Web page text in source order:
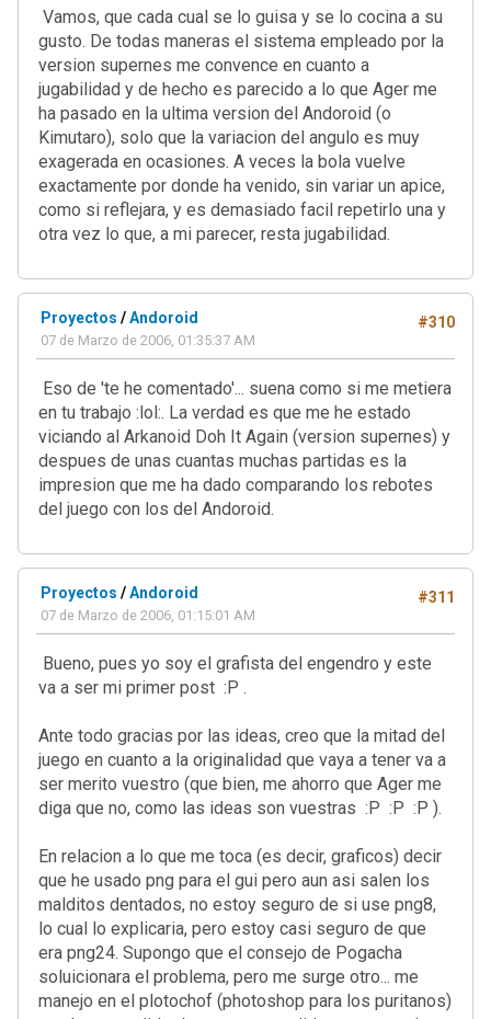
Vamos, que cada cual se lo guisa y se lo cocina a su
gusto. De todas maneras el sistema empleado por la
version supernes me convence en cuanto a
jugabilidad y de hecho es parecido a lo que Ager me
ha pasado en la ultima version del Andoroid (o
Kimutaro), solo que la variacion del angulo es muy
exagerada en ocasiones. A veces la bola vuelve
exactamente por donde ha venido, sin variar un apice,
como si reflejara, y es demasiado facil repetirlo una y
otra vez lo que, a mi parecer, resta jugabilidad.
#310
Proyectos /Andoroid
07 de Marzo de 2006, 01:35:37 AM
Eso de 'te he comentado'... suena como si me metiera
en tu trabajo :lol:. La verdad es que me he estado
viciando al Arkanoid Doh It Again (version supernes) y
despues de unas cuantas muchas partidas es la
impresion que me ha dado comparando los rebotes
del juego con los del Andoroid.
#311
Proyectos /Andoroid
07 de Marzo de 2006, 01:15:01 AM
Bueno, pues yo soy el grafista del engendro y este
va a ser mi primer post :P .
Ante todo gracias por las ideas, creo que la mitad del
juego en cuanto a la originalidad que vaya a tener va a
ser merito vuestro (que bien, me ahorro que Ager me
diga que no, como las ideas son vuestras :P :P :P ).
En relacion a lo que me toca (es decir, graficos) decir
que he usado png para el gui pero aun asi salen los
malditos dentados, no estoy seguro de si use png8,
lo cual lo explicaria, pero estoy casi seguro de que
era png24. Supongo que el consejo de Pogacha
soluicionara el problema, pero me surge otro... me
manejo en el plotochof (photoshop para los puritanos)